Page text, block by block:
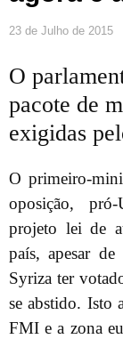
23 de Julho de 2015
O
pacote de
exigidas
O primeiro-
oposição,
projeto lei de
país, apesar
Syriza ter
se abstido. Isto
FMI e a zona